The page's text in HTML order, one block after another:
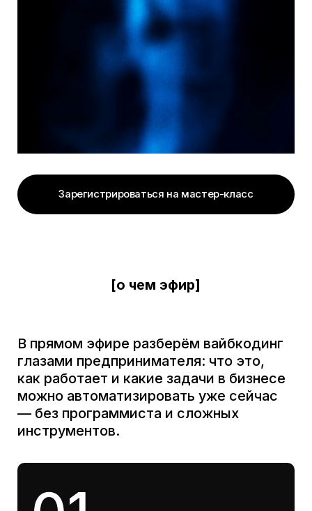
В прямом эфире разберём вайбкодинг
глазами предпринимателя: что это,
как работает и какие задачи в бизнесе
можно автоматизировать уже сейчас
— без программиста и сложных
02
01